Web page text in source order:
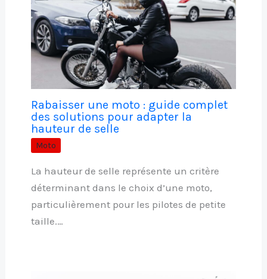
Rabaisser une moto : guide complet
des solutions pour adapter la
hauteur de selle
Moto
La hauteur de selle représente un critère
déterminant dans le choix d’une moto,
particulièrement pour les pilotes de petite
taille.…